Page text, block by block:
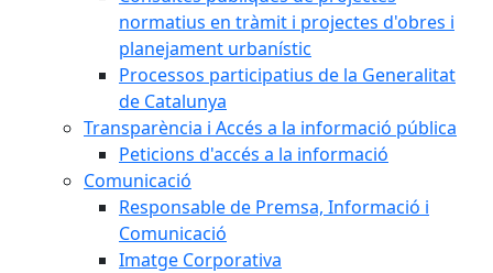
normatius en tràmit i projectes d'obres i
planejament urbanístic
Processos participatius de la Generalitat
de Catalunya
Transparència i Accés a la informació pública
Peticions d'accés a la informació
Comunicació
Responsable de Premsa, Informació i
Comunicació
Imatge Corporativa